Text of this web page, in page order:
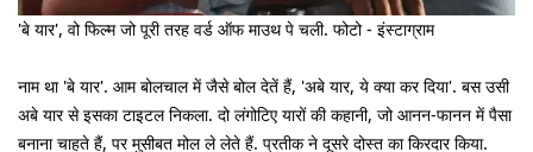
'बे यार', वो फिल्म जो पूरी तरह वर्ड ऑफ माउथ पे चली. फोटो - इंस्टाग्राम
नाम था 'बे यार'. आम बोलचाल में जैसे बोल देतें हैं, 'अबे यार, ये क्या कर दिया'. बस उसी
अबे यार से इसका टाइटल निकला. दो लंगोटिए यारों की कहानी, जो आनन-फानन में पैसा
बनाना चाहते हैं, पर मुसीबत मोल ले लेते हैं. प्रतीक ने दूसरे दोस्त का किरदार किया.